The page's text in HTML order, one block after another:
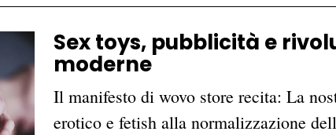
Sex toys, pubblicità e
moderne
Il manifesto di wovo store recita: La
erotico e fetish alla normalizzazione